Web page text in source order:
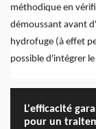
méthodique en
démoussant avant
hydrofuge (à effet
possible d'intégrer
L'efficacité
pour un